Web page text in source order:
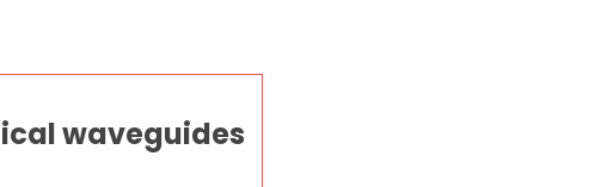
waveguides